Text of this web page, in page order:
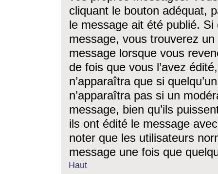
cliquant le bouton adéquat,
le message ait été publié. Si
message, vous trouverez
message lorsque vous
de fois que vous l’avez
n’apparaîtra que si
n’apparaîtra pas si un
message, bien qu’ils
ils ont édité le message
noter que les utilisateurs
message une fois que
Haut